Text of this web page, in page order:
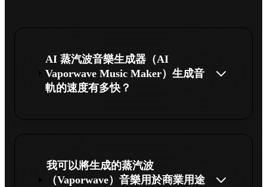
AI 蒸汽波音樂生成器（AI
Vaporwave Music Maker）生成音
軌的速度有多快？
我可以將生成的蒸汽波
（Vaporwave）音樂用於商業用途